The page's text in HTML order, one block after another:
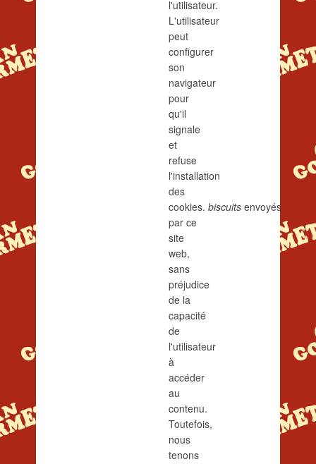
l'utilisateur.
L'utilisateur
peut
configurer
son
navigateur
pour
qu'il
signale
et
refuse
l'installation
des
cookies. biscuitsenvoyés
par ce
site
web,
sans
préjudice
de la
capacité
de
l'utilisateur
à
accéder
au
contenu.
Toutefois,
nous
tenons